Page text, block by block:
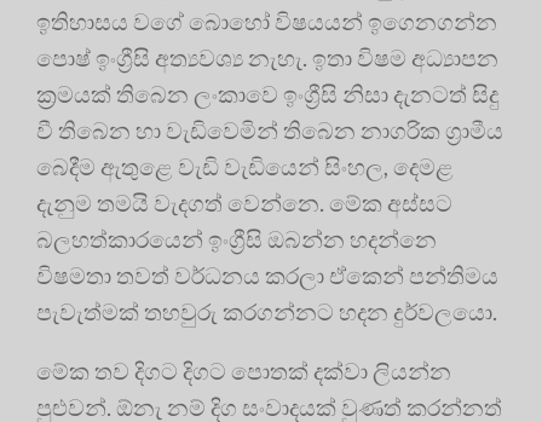
ඉතිහාසය වගේ බොහෝ විෂයයන් ඉගෙනගන්න
පොෂ් ඉංග්‍රීසි අත්‍යවශ්‍ය නැහැ. ඉතා විෂම අධ්‍යාපන
ක්‍රමයක් තිබෙන ලංකාවෙ ඉංග්‍රීසි නිසා දැනටත් සිදු
වී තිබෙන හා වැඩිවෙමින් තිබෙන නාගරික ග්‍රාමීය
බෙදීම ඇතුළෙ වැඩි වැඩියෙන් සිංහල, දෙමළ
දැනුම තමයි වැදගත් වෙන්නෙ. මේක අස්සට
බලහත්කාරයෙන් ඉංග්‍රීසි ඔබන්න හදන්නෙ
විෂමතා තවත් වර්ධනය කරලා ඒකෙන් පන්තිමය
පැවැත්මක් තහවුරු කරගන්නට හදන දුර්වලයො.
මේක තව දිගට දිගට පොතක් දක්වා ලියන්න
පුළුවන්. ඕනැ නම් දිග සංවාදයක් වුණත් කරන්නත්